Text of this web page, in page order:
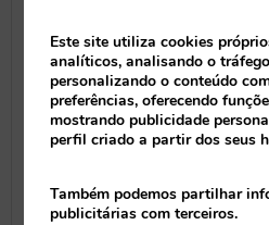
Gubbio es uno de esos
localidad más antigua
su mayor esplendor
la Catedral, el Palacio
son sólo algunos
Este site utiliza cookies
analíticos, analisando o
personalizando o conteúdo
preferências, oferecendo
mostrando publicidade
perfil criado a partir dos seus
Também podemos partilhar
publicitárias com terceiros.